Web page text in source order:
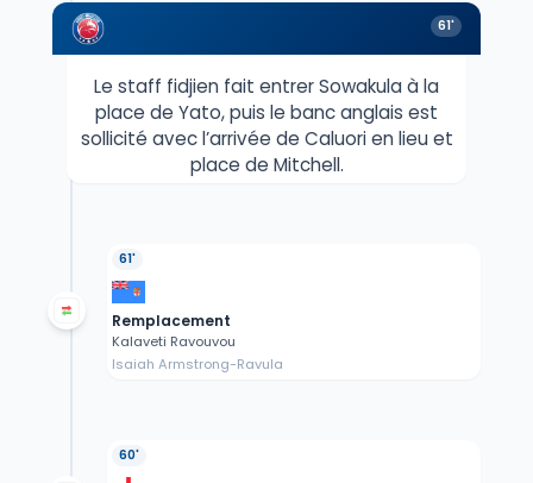
61'
Le staff fidjien fait entrer Sowakula à la
place de Yato, puis le banc anglais est
sollicité avec l’arrivée de Caluori en lieu et
place de Mitchell.
61'
Remplacement
Kalaveti Ravouvou
Isaiah Armstrong-Ravula
60'